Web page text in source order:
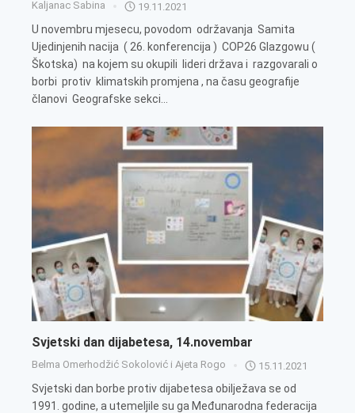
Kaljanac Sabina 19.11.2021
U novembru mjesecu, povodom održavanja Samita
Ujedinjenih nacija ( 26. konferencija ) COP26 Glazgowu (
Škotska) na kojem su okupili lideri država i razgovarali o
borbi protiv klimatskih promjena , na času geografije
članovi Geografske sekci...
Svjetski dan dijabetesa, 14.novembar
Belma Omerhodžić Sokolović i Ajeta Rogo 15.11.2021
Svjetski dan borbe protiv dijabetesa obilježava se od
1991. godine, a utemeljile su ga Međunarodna federacija